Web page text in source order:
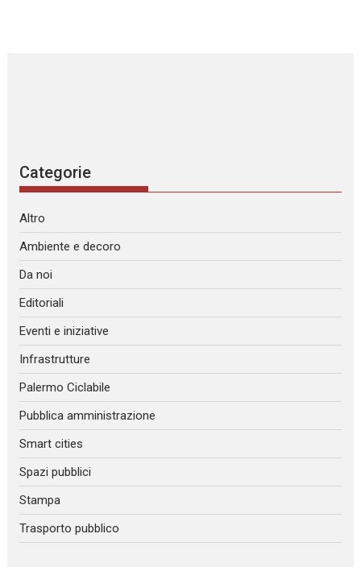
Categorie
Altro
Ambiente e decoro
Da noi
Editoriali
Eventi e iniziative
Infrastrutture
Palermo Ciclabile
Pubblica amministrazione
Smart cities
Spazi pubblici
Stampa
Trasporto pubblico